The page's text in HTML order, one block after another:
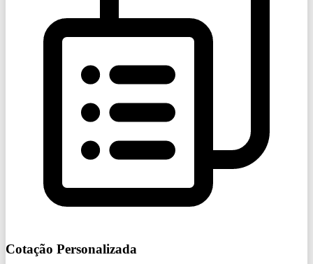
Cotação Personalizada